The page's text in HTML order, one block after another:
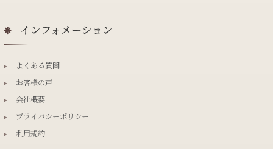
❋ インフォメーション
▸
よくある質問
▸
お客様の声
▸
会社概要
▸
プライバシーポリシー
▸
利用規約